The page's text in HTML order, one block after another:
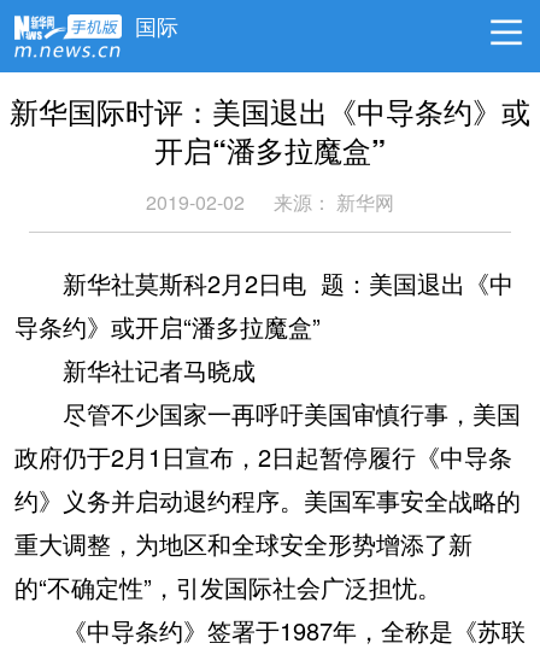
国际
新华国际时评：美国退出《中导条约》或
开启“潘多拉魔盒”
2019-02-02 来源： 新华网
新华社莫斯科2月2日电 题：美国退出《中
导条约》或开启“潘多拉魔盒”
新华社记者马晓成
尽管不少国家一再呼吁美国审慎行事，美国
政府仍于2月1日宣布，2日起暂停履行《中导条
约》义务并启动退约程序。美国军事安全战略的
重大调整，为地区和全球安全形势增添了新
的“不确定性”，引发国际社会广泛担忧。
《中导条约》签署于1987年，全称是《苏联